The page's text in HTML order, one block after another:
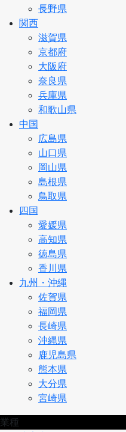
長野県
関西
滋賀県
京都府
大阪府
奈良県
兵庫県
和歌山県
中国
広島県
山口県
岡山県
島根県
鳥取県
四国
愛媛県
高知県
徳島県
香川県
九州・沖縄
佐賀県
福岡県
長崎県
沖縄県
鹿児島県
熊本県
大分県
宮崎県
業種